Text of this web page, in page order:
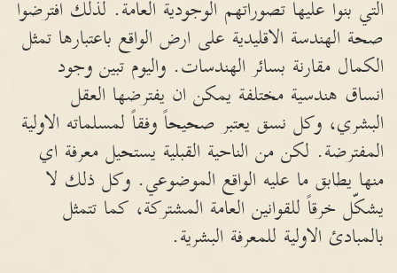
التي بنوا عليها تصوراتهم الوجودية العامة. لذلك افترضوا
صحة الهندسة الاقليدية على ارض الواقع باعتبارها تمثل
الكمال مقارنة بسائر الهندسات. واليوم تبين وجود
انساق هندسية مختلفة يمكن ان يفترضها العقل
البشري، وكل نسق يعتبر صحيحاً وفقاً لمسلماته الاولية
المفترضة. لكن من الناحية القبلية يستحيل معرفة اي
منها يطابق ما عليه الواقع الموضوعي. وكل ذلك لا
يشكّل خرقاً للقوانين العامة المشتركة، كما تتمثل
بالمبادئ الاولية للمعرفة البشرية.